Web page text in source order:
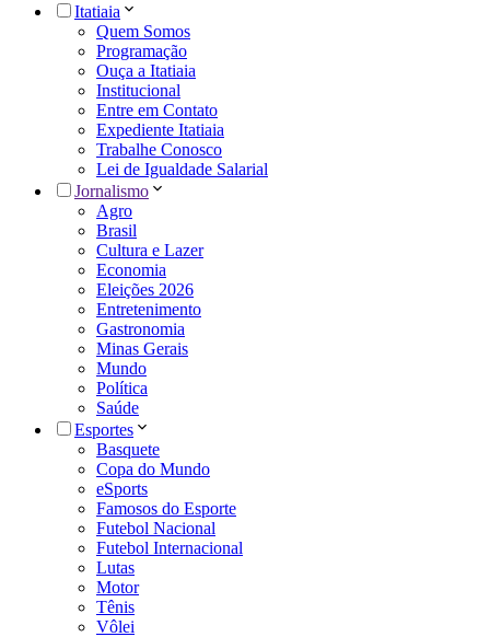
Itatiaia
Quem Somos
Programação
Ouça a Itatiaia
Institucional
Entre em Contato
Expediente Itatiaia
Trabalhe Conosco
Lei de Igualdade Salarial
Jornalismo
Agro
Brasil
Cultura e Lazer
Economia
Eleições 2026
Entretenimento
Gastronomia
Minas Gerais
Mundo
Política
Saúde
Esportes
Basquete
Copa do Mundo
eSports
Famosos do Esporte
Futebol Nacional
Futebol Internacional
Lutas
Motor
Tênis
Vôlei